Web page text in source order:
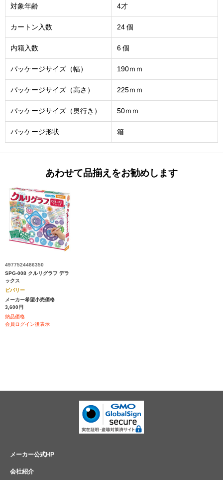
対象年齢 4才
カートン入数 24 個
内箱入数 6 個
パッケージサイズ（幅） 190ｍｍ
パッケージサイズ（高さ） 225ｍｍ
パッケージサイズ（奥行き） 50ｍｍ
パッケージ形状 箱
あわせて品揃えをお勧めします
4977524486350
SPG-008 クルリグラフ デラ
ックス
ビバリー
メーカー希望小売価格
3,600円
納品価格
会員ログイン後表示
メーカー公式HP
会社紹介